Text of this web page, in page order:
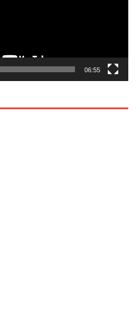
06:55